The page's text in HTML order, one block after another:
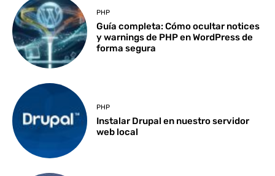
PHP
Guía completa: Cómo ocultar notices
y warnings de PHP en WordPress de
forma segura
PHP
Instalar Drupal en nuestro servidor
web local